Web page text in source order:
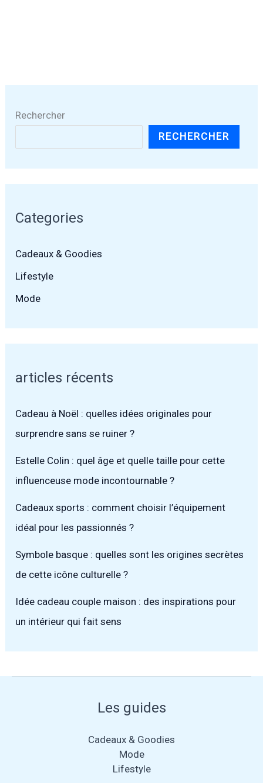
Rechercher
RECHERCHER
Categories
Cadeaux & Goodies
Lifestyle
Mode
articles récents
Cadeau à Noël : quelles idées originales pour
surprendre sans se ruiner ?
Estelle Colin : quel âge et quelle taille pour cette
influenceuse mode incontournable ?
Cadeaux sports : comment choisir l’équipement
idéal pour les passionnés ?
Symbole basque : quelles sont les origines secrètes
de cette icône culturelle ?
Idée cadeau couple maison : des inspirations pour
un intérieur qui fait sens
Les guides
Cadeaux & Goodies
Mode
Lifestyle